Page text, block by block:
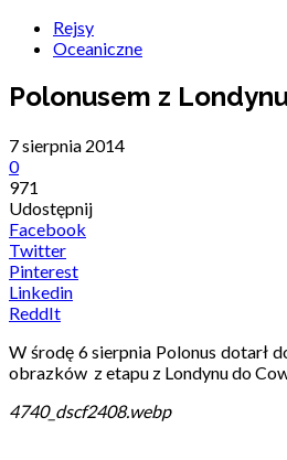
Rejsy
Oceaniczne
Polonusem z
7 sierpnia 2014
0
971
Udostępnij
Facebook
Twitter
Pinterest
Linkedin
ReddIt
W środę 6 sierpnia Polonus dotarł
obrazków z etapu z Londynu do
4740_dscf2408.webp